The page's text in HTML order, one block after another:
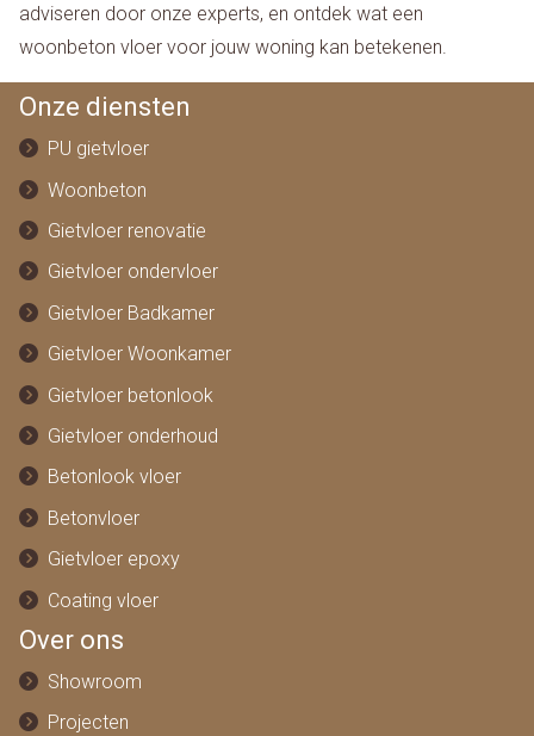
adviseren door onze experts, en ontdek wat een
woonbeton vloer voor jouw woning kan betekenen.
Onze diensten
PU gietvloer
Woonbeton
Gietvloer renovatie
Gietvloer ondervloer
Gietvloer Badkamer
Gietvloer Woonkamer
Gietvloer betonlook
Gietvloer onderhoud
Betonlook vloer
Betonvloer
Gietvloer epoxy
Coating vloer
Over ons
Showroom
Projecten